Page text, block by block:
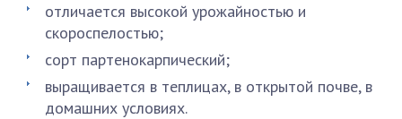
отличается высокой урожайностью и
скороспелостью;
сорт партенокарпический;
выращивается в теплицах, в открытой почве, в
домашних условиях.